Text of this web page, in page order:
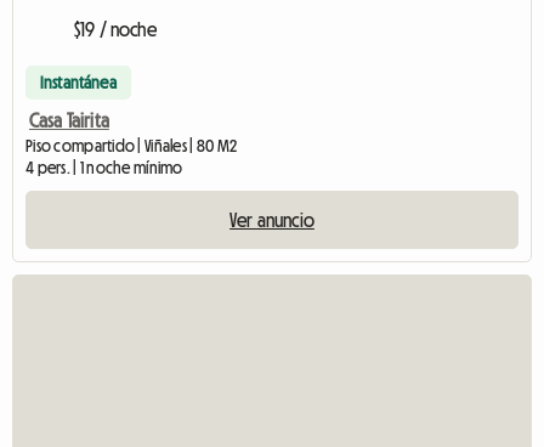
$19 / noche
Instantánea
Casa Tairita
Piso compartido | Viñales | 80 M2
4 pers. | 1 noche mínimo
Ver anuncio